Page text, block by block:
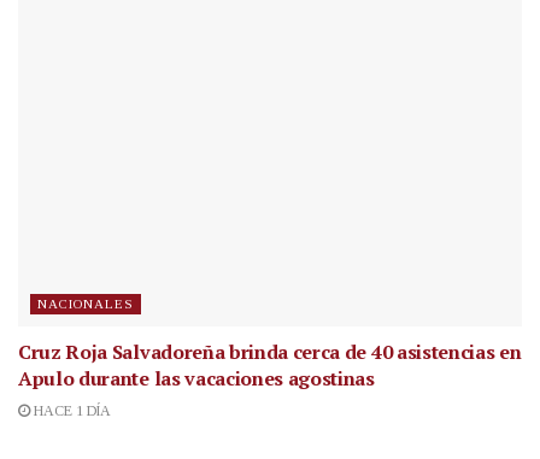
NACIONALES
Cruz Roja Salvadoreña brinda cerca de 40 asistencias en
Apulo durante las vacaciones agostinas
HACE 1 DÍA